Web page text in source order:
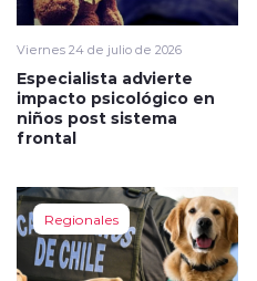
Viernes 24 de julio de 2026
Especialista advierte
impacto psicológico en
niños post sistema
frontal
Regionales